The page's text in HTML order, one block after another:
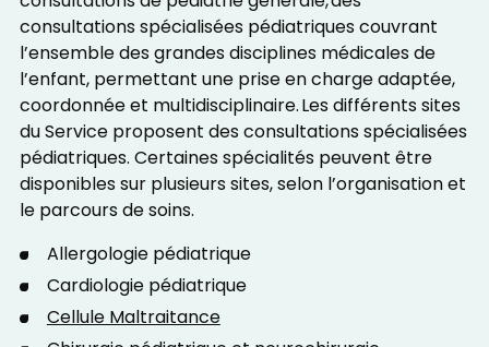
consultations spécialisées pédiatriques couvrant
l’ensemble des grandes disciplines médicales de
l’enfant, permettant une prise en charge adaptée,
coordonnée et multidisciplinaire. Les différents sites
du Service proposent des consultations spécialisées
pédiatriques. Certaines spécialités peuvent être
disponibles sur plusieurs sites, selon l’organisation et
le parcours de soins.
Allergologie pédiatrique
Cardiologie pédiatrique
Cellule Maltraitance